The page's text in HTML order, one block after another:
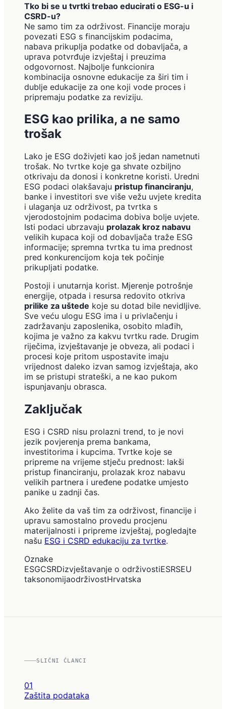
Tko bi se u tvrtki trebao educirati o ESG-u i
CSRD-u?
Ne samo tim za održivost. Financije moraju
povezati ESG s financijskim podacima,
nabava prikuplja podatke od dobavljača, a
uprava potvrđuje izvještaj i preuzima
odgovornost. Najbolje funkcionira
kombinacija osnovne edukacije za širi tim i
dublje edukacije za one koji vode proces i
pripremaju podatke za reviziju.
ESG kao prilika, a ne samo
trošak
Lako je ESG doživjeti kao još jedan nametnuti
trošak. No tvrtke koje ga shvate ozbiljno
otkrivaju da donosi i konkretne koristi. Uredni
ESG podaci olakšavaju pristup financiranju,
banke i investitori sve više vežu uvjete kredita
i ulaganja uz održivost, pa tvrtka s
vjerodostojnim podacima dobiva bolje uvjete.
Isti podaci ubrzavaju prolazak kroz nabavu
velikih kupaca koji od dobavljača traže ESG
informacije; spremna tvrtka tu ima prednost
pred konkurencijom koja tek počinje
prikupljati podatke.
Postoji i unutarnja korist. Mjerenje potrošnje
energije, otpada i resursa redovito otkriva
prilike za uštede koje su dotad bile nevidljive.
Sve veću ulogu ESG ima i u privlačenju i
zadržavanju zaposlenika, osobito mlađih,
kojima je važno za kakvu tvrtku rade. Drugim
riječima, izvještavanje je obveza, ali podaci i
procesi koje pritom uspostavite imaju
vrijednost daleko izvan samog izvještaja, ako
im se pristupi strateški, a ne kao pukom
ispunjavanju obrasca.
Zaključak
ESG i CSRD nisu prolazni trend, to je novi
jezik povjerenja prema bankama,
investitorima i kupcima. Tvrtke koje se
pripreme na vrijeme stječu prednost: lakši
pristup financiranju, prolazak kroz nabavu
velikih partnera i uređene podatke umjesto
panike u zadnji čas.
Ako želite da vaš tim za održivost, financije i
upravu samostalno provedu procjenu
materijalnosti i pripreme izvještaj, pogledajte
našu ESG i CSRD edukaciju za tvrtke.
Oznake
ESGCSRDizvještavanje o održivostiESRSEU
taksonomijaodrživostHrvatska
SLIČNI ČLANCI
01
Zaštita podataka